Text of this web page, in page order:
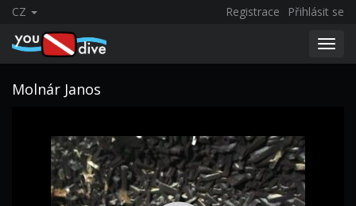
CZ Registrace Přihlásit se
Molnár Janos